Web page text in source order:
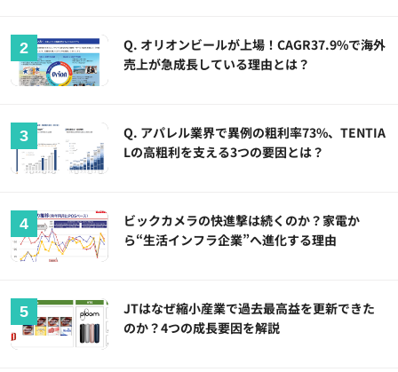
Q. オリオンビールが上場！CAGR37.9%で海外
売上が急成長している理由とは？
Q. アパレル業界で異例の粗利率73%、TENTIA
Lの高粗利を支える3つの要因とは？
ビックカメラの快進撃は続くのか？家電か
ら“生活インフラ企業”へ進化する理由
JTはなぜ縮小産業で過去最高益を更新できた
のか？4つの成長要因を解説